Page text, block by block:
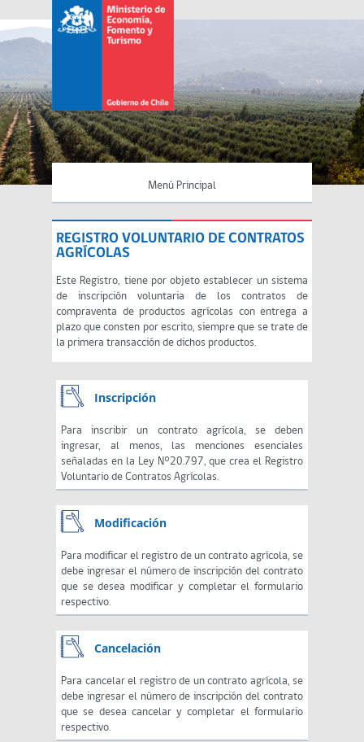
Menú Principal
REGISTRO VOLUNTARIO DE CONTRATOS
AGRÍCOLAS
Este Registro, tiene por objeto establecer un sistema
de inscripción voluntaria de los contratos de
compraventa de productos agrícolas con entrega a
plazo que consten por escrito, siempre que se trate de
la primera transacción de dichos productos.
Inscripción
Para inscribir un contrato agrícola, se deben
ingresar, al menos, las menciones esenciales
señaladas en la Ley N°20.797, que crea el Registro
Voluntario de Contratos Agrícolas.
Modificación
Para modificar el registro de un contrato agrícola, se
debe ingresar el número de inscripción del contrato
que se desea modificar y completar el formulario
respectivo.
Cancelación
Para cancelar el registro de un contrato agrícola, se
debe ingresar el número de inscripción del contrato
que se desea cancelar y completar el formulario
respectivo.